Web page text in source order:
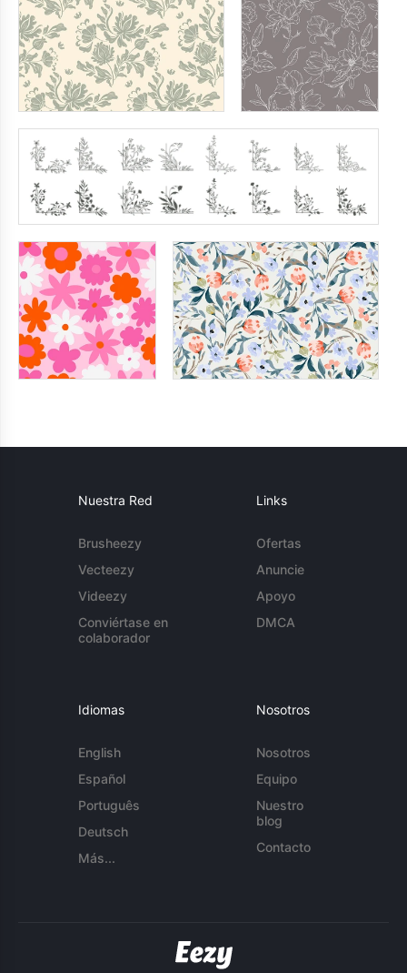
Nuestra Red
Brusheezy
Vecteezy
Videezy
Conviértase en
colaborador
Links
Ofertas
Anuncie
Apoyo
DMCA
Idiomas
English
Español
Português
Deutsch
Más...
Nosotros
Nosotros
Equipo
Nuestro
blog
Contacto